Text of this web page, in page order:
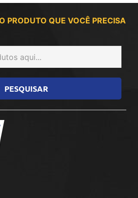
PRODUTO QUE VOCÊ PRECISA